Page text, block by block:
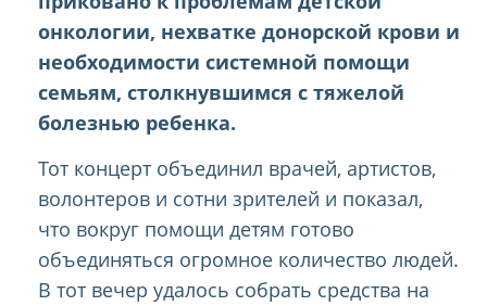
онкологии, нехватке донорской крови и
необходимости системной помощи
семьям, столкнувшимся с тяжелой
болезнью ребенка.
Тот концерт объединил врачей, артистов,
волонтеров и сотни зрителей и показал,
что вокруг помощи детям готово
объединяться огромное количество людей.
В тот вечер удалось собрать средства на